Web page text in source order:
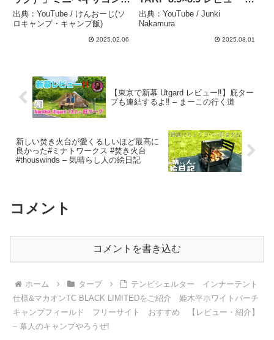
ープ ｜フルセット揃った
初心者にオススメのタープ
– けんおーじ(ソロキャン
出典：YouTube / けんおーじ(ソ
ロキャンプ・キャンプ飯)
2025.02.06
Junki Nakamura
出典：YouTube / Junki
Nakamura
2025.08.01
【東京で新幕 Utgard レビュー‼️】庇ター
プも連結するよ‼️ – まーこの行く道
新しい焚き火台が愛くるしいほど最高に
良かった#ミナトワークス #焚き火台
#thouswinds – 気晴らし人の絵日記
コメント
コメントを書き込む
ホーム タープ
テンビシェルター インナーテント
仕様&マカオンTC BLACK LIMITEDをご紹介 姫木平ホワイトバーチ
キャンプフィールド フリーサイト おすすめ 【レビュー・紹介】
– 幕人のキャンプやろうぜ!